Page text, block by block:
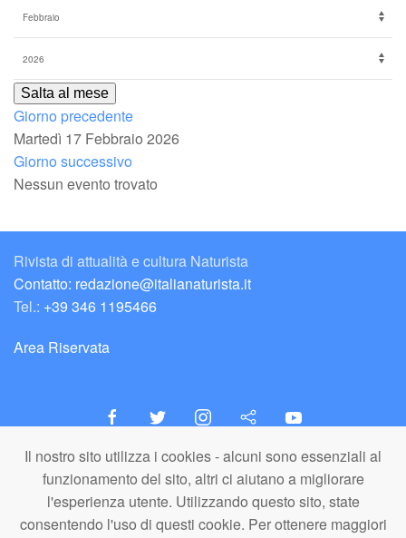
Il nostro sito utilizza i cookies - alcuni sono essenziali al
funzionamento del sito, altri ci aiutano a migliorare
l'esperienza utente. Utilizzando questo sito, state
consentendo l'uso di questi cookie. Per ottenere maggiori
Salta al mese
Giorno precedente
Martedì 17 Febbraio 2026
Giorno successivo
Nessun evento trovato
Rivista di attualità e cultura Naturista
Contatto: redazione@italianaturista.it
Tel.: +39 346 1195466
Area Riservata
italiaNATURISTA
Editore e Redazione
A.N.ITA. Associazione Naturista Italiana (APS)
C.F. 80203710159